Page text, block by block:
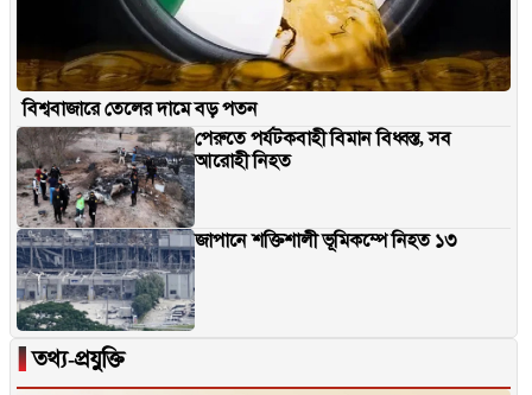
বিশ্ববাজারে তেলের দামে বড় পতন
পেরুতে পর্যটকবাহী বিমান বিধ্বস্ত, সব
আরোহী নিহত
জাপানে শক্তিশালী ভূমিকম্পে নিহত ১৩
▐তথ্য-প্রযুক্তি